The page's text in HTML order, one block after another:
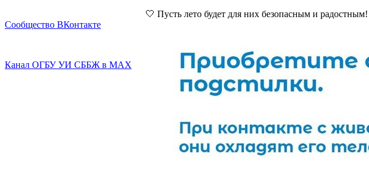
Сообщество ВКонтакте
Канал ОГБУ УИ СББЖ в МАХ
🤍 Пусть лето будет для них безопасным и радостным!